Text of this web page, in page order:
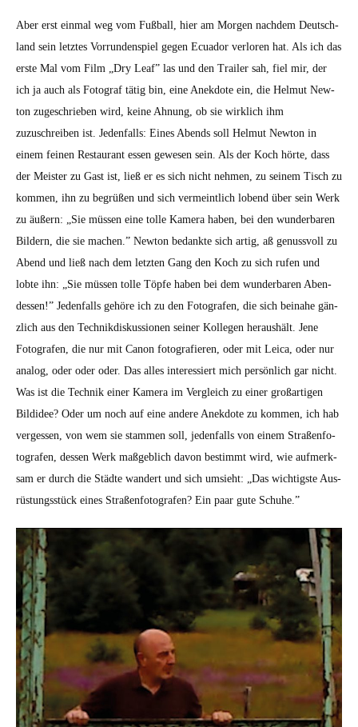
Aber erst ein­mal weg vom Fußball, hier am Mor­gen nach­dem Deutsch­
land sein let­ztes Vor­run­den­spiel gegen Ecuador ver­loren hat. Als ich das
erste Mal vom Film „Dry Leaf” las und den Trail­er sah, fiel mir, der
ich ja auch als Fotograf tätig bin, eine Anek­dote ein, die Hel­mut New­
ton zugeschrieben wird, keine Ahnung, ob sie wirk­lich ihm
zuzuschreiben ist. Jeden­falls: Eines Abends soll Hel­mut New­ton in
einem feinen Restau­rant essen gewe­sen sein. Als der Koch hörte, dass
der Meis­ter zu Gast ist, ließ er es sich nicht nehmen, zu seinem Tisch zu
kom­men, ihn zu begrüßen und sich ver­meintlich lobend über sein Werk
zu äußern: „Sie müssen eine tolle Kam­era haben, bei den wun­der­baren
Bildern, die sie machen.” New­ton bedank­te sich artig, aß genussvoll zu
Abend und ließ nach dem let­zten Gang den Koch zu sich rufen und
lobte ihn: „Sie müssen tolle Töpfe haben bei dem wun­der­baren Aben­
dessen!” Jeden­falls gehöre ich zu den Fotografen, die sich beina­he gän­
zlich aus den Tech­nikdiskus­sio­nen sein­er Kol­le­gen her­aushält. Jene
Fotografen, die nur mit Canon fotografieren, oder mit Leica, oder nur
ana­log, oder oder oder. Das alles inter­essiert mich per­sön­lich gar nicht.
Was ist die Tech­nik ein­er Kam­era im Ver­gle­ich zu ein­er großar­ti­gen
Bil­didee? Oder um noch auf eine andere Anek­dote zu kom­men, ich hab
vergessen, von wem sie stam­men soll, jeden­falls von einem Straßen­fo­
tografen, dessen Werk maßge­blich davon bes­timmt wird, wie aufmerk­
sam er durch die Städte wan­dert und sich umsieht: „Das wichtig­ste Aus­
rüs­tungsstück eines Straßen­fo­tografen? Ein paar gute Schuhe.”